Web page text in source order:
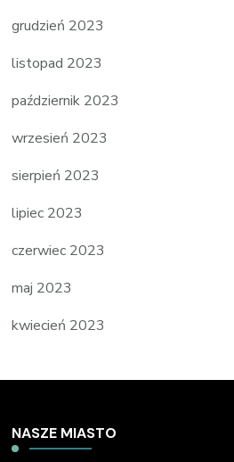
grudzień 2023
listopad 2023
październik 2023
wrzesień 2023
sierpień 2023
lipiec 2023
czerwiec 2023
maj 2023
kwiecień 2023
NASZE MIASTO